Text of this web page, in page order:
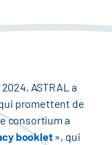
ASTRAL a
promettent de
consortium a
booklet», qui